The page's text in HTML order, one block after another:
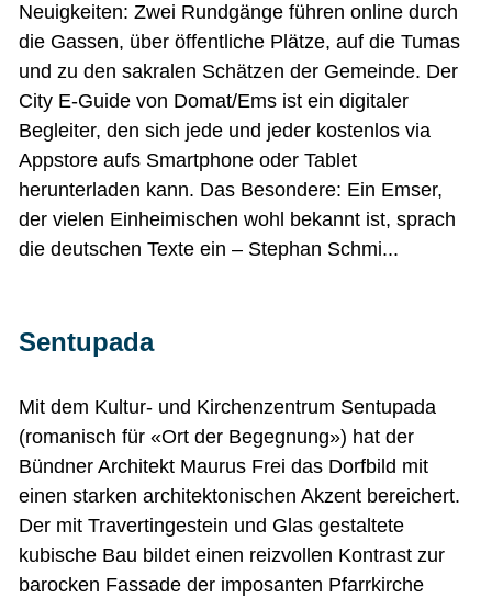
Neuigkeiten: Zwei Rundgänge führen online durch
die Gassen, über öffentliche Plätze, auf die Tumas
und zu den sakralen Schätzen der Gemeinde. Der
City E-Guide von Domat/Ems ist ein digitaler
Begleiter, den sich jede und jeder kostenlos via
Appstore aufs Smartphone oder Tablet
herunterladen kann. Das Besondere: Ein Emser,
der vielen Einheimischen wohl bekannt ist, sprach
die deutschen Texte ein – Stephan Schmi...
Sentupada
Mit dem Kultur- und Kirchenzentrum Sentupada
(romanisch für «Ort der Begegnung») hat der
Bündner Architekt Maurus Frei das Dorfbild mit
einen starken architektonischen Akzent bereichert.
Der mit Travertingestein und Glas gestaltete
kubische Bau bildet einen reizvollen Kontrast zur
barocken Fassade der imposanten Pfarrkirche